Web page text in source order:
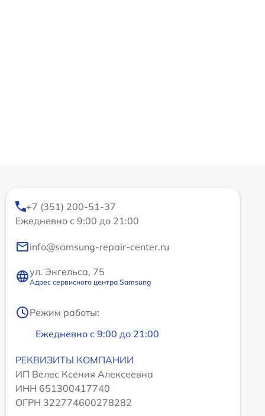
+7 (351) 200-51-37
Ежедневно с 9:00 до 21:00
info@samsung-repair-center.ru
ул. Энгельса, 75
Адрес сервисного центра Samsung
Режим работы:
Ежедневно с 9:00 до 21:00
РЕКВИЗИТЫ КОМПАНИИ
ИП Велес Ксения Алексеевна
ИНН 651300417740
ОГРН 322774600278282